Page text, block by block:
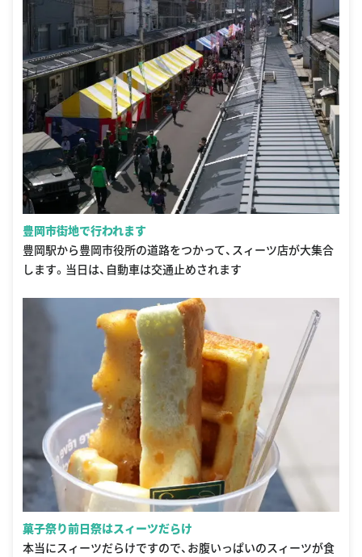
豊岡市街地で行われます
豊岡駅から豊岡市役所の道路をつかって、スィーツ店が大集合
します。当日は、自動車は交通止めされます
菓子祭り前日祭はスィーツだらけ
本当にスィーツだらけですので、お腹いっぱいのスィーツが食